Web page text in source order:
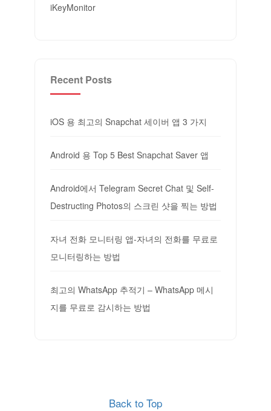
iKeyMonitor
Recent Posts
iOS 용 최고의 Snapchat 세이버 앱 3 가지
Android 용 Top 5 Best Snapchat Saver 앱
Android에서 Telegram Secret Chat 및 Self-
Destructing Photos의 스크린 샷을 찍는 방법
자녀 전화 모니터링 앱-자녀의 전화를 무료로
모니터링하는 방법
최고의 WhatsApp 추적기 – WhatsApp 메시
지를 무료로 감시하는 방법
Back to Top